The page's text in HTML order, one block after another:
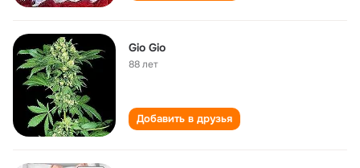
Gio Gio
88 лет
Добавить в друзья